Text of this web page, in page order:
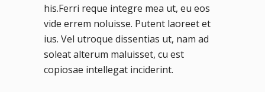
his.Ferri reque integre mea ut, eu eos
vide errem noluisse. Putent laoreet et
ius. Vel utroque dissentias ut, nam ad
soleat alterum maluisset, cu est
copiosae intellegat inciderint.